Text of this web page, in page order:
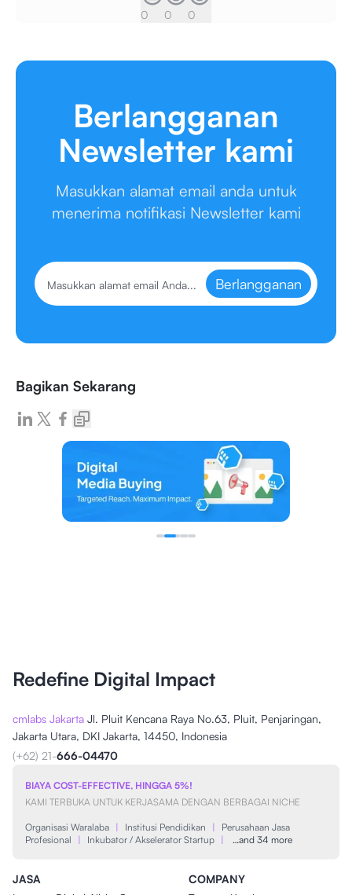
0 0 0
Berlangganan
Newsletter kami
Masukkan alamat email anda untuk
menerima notifikasi Newsletter kami
Berlangganan
Bagikan Sekarang
Redefine Digital Impact
cmlabs Jakarta Jl. Pluit Kencana Raya No.63, Pluit, Penjaringan,
Jakarta Utara, DKI Jakarta, 14450, Indonesia
(+62) 21-666-04470
BIAYA COST-EFFECTIVE, HINGGA 5%!
KAMI TERBUKA UNTUK KERJASAMA DENGAN BERBAGAI NICHE
Organisasi Waralaba | Institusi Pendidikan |
Perusahaan Jasa
Profesional
| Inkubator / Akselerator Startup | …and 34 more
JASA
COMPANY